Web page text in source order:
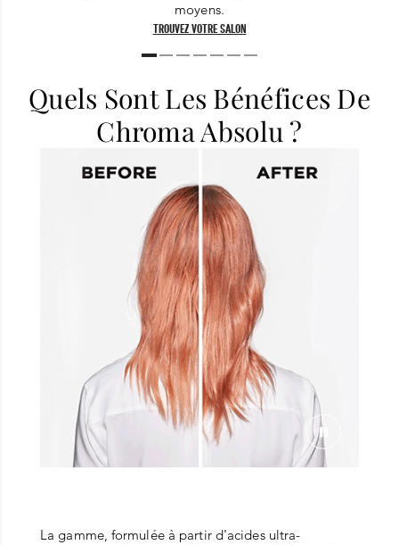
moyens.
TROUVEZ VOTRE SALON
Quels Sont Les Bénéfices De
Chroma Absolu ?
La gamme, formulée à partir d'acides ultra-